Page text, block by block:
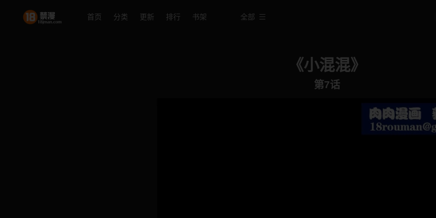
首页 分类 更新 排行 书架 全部
《小混混》
第7话